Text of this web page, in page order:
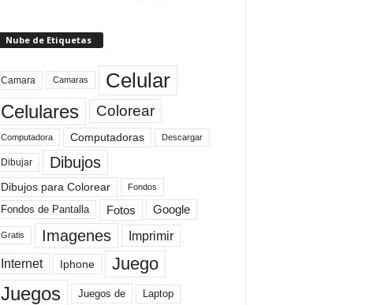
Nube de Etiquetas
Camara Camaras Celular
Celulares Colorear
Computadora Computadoras Descargar
Dibujar Dibujos
Dibujos para Colorear Fondos
Fondos de Pantalla Fotos Google
Gratis Imagenes Imprimir
Internet Iphone Juego
Juegos Juegos de Laptop